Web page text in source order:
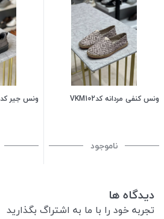
ونس کنفی مردانه کدVKM102
ناموجود
ونس جیر کد VMM101
دیدگاه ها
تجربه خود را با ما به اشتراگ بگذارید